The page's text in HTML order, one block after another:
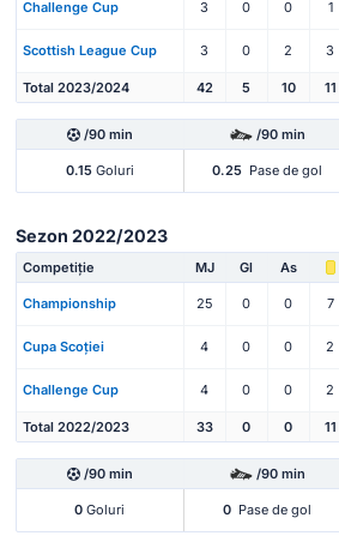
Challenge Cup 3 0 0 1
Scottish League Cup 3 0 2 3
Total 2023/2024 42 5 10 11
/90 min /90 min
0.15Goluri 0.25 Pase de gol
Sezon 2022/2023
Competiție MJ Gl As
Championship 25 0 0 7
Cupa Scoției 4 0 0 2
Challenge Cup 4 0 0 2
Total 2022/2023 33 0 0 11
/90 min /90 min
0 Goluri 0 Pase de gol